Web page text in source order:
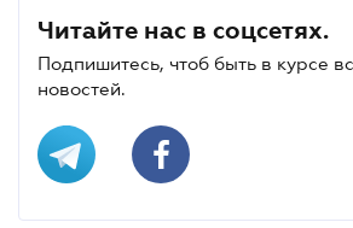
Читайте нас в соцсетях.
Подпишитесь, чтоб быть в курсе
новостей.